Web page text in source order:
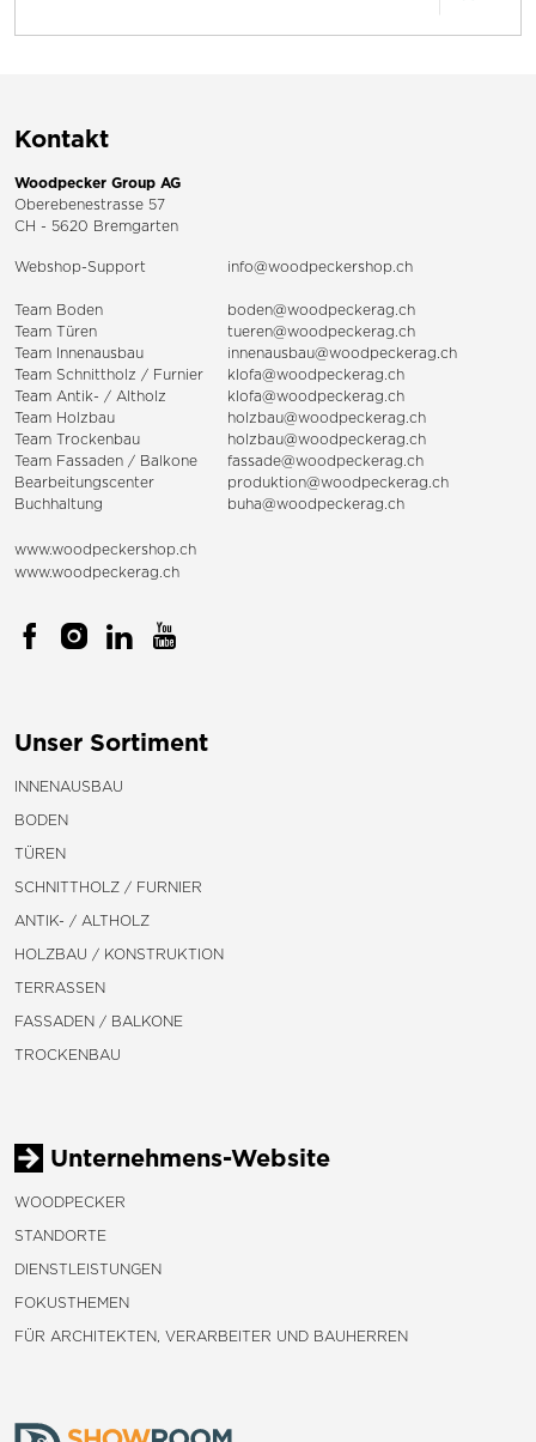
Kontakt
Woodpecker Group AG
Oberebenestrasse 57
CH - 5620 Bremgarten
Webshop-Support info@woodpeckershop.ch
Team Boden
boden@woodpeckerag.ch
Team Türen
tueren@woodpeckerag.ch
Team Innenausbau
innenausbau@woodpeckerag.ch
Team Schnittholz / Furnier
klofa@woodpeckerag.ch
Team Antik- / Altholz
klofa@woodpeckerag.ch
Team Holzbau
holzbau@woodpeckerag.ch
Team Trockenbau
holzbau@woodpeckerag.ch
Team Fassaden / Balkone
fassade@woodpeckerag.ch
Bearbeitungscenter
produktion@woodpeckerag.ch
Buchhaltung
buha@woodpeckerag.ch
www.woodpeckershop.ch
www.woodpeckerag.ch
Unser Sortiment
INNENAUSBAU
BODEN
TÜREN
SCHNITTHOLZ / FURNIER
ANTIK- / ALTHOLZ
HOLZBAU / KONSTRUKTION
TERRASSEN
FASSADEN / BALKONE
TROCKENBAU
Unternehmens-Website
WOODPECKER
STANDORTE
DIENSTLEISTUNGEN
FOKUSTHEMEN
FÜR ARCHITEKTEN, VERARBEITER UND BAUHERREN